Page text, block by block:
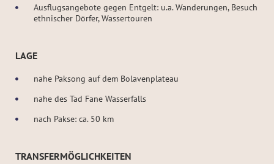
Ausflugsangebote gegen Entgelt: u.a. Wanderungen, Besuch
ethnischer Dörfer, Wassertouren
LAGE
nahe Paksong auf dem Bolavenplateau
nahe des Tad Fane Wasserfalls
nach Pakse: ca. 50 km
TRANSFERMÖGLICHKEITEN